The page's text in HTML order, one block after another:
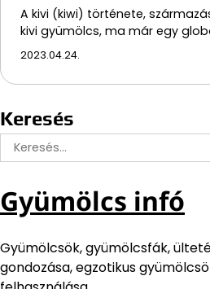
A kivi (kiwi) története,
kivi gyümölcs, ma már egy
2023.04.24.
Keresés
Keresés:
Gyümölcs infó
Gyümölcsök, gyümölcsfák,
gondozása, egzotikus